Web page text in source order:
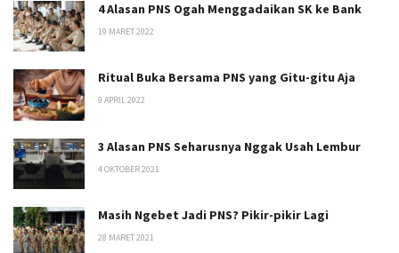
4 Alasan PNS Ogah Menggadaikan SK ke Bank
19 MARET 2022
Ritual Buka Bersama PNS yang Gitu-gitu Aja
9 APRIL 2022
3 Alasan PNS Seharusnya Nggak Usah Lembur
4 OKTOBER 2021
Masih Ngebet Jadi PNS? Pikir-pikir Lagi
28 MARET 2021